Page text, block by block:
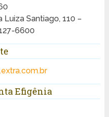
Luiza Santiago, 110 –
6600
Efigênia